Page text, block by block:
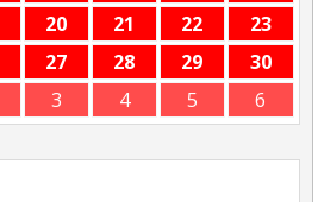
20 21 22
23
27 28 29
30
3 4 5 6